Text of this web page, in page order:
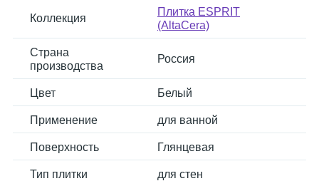
Коллекция
Плитка ESPRIT
(AltaCera)
Страна
производства
Россия
Цвет Белый
Применение для ванной
Поверхность Глянцевая
Тип плитки для стен